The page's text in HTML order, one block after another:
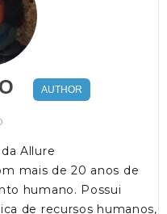
AUTHOR
Allure
mais de 20 anos de
humano. Possui
de recursos humanos,